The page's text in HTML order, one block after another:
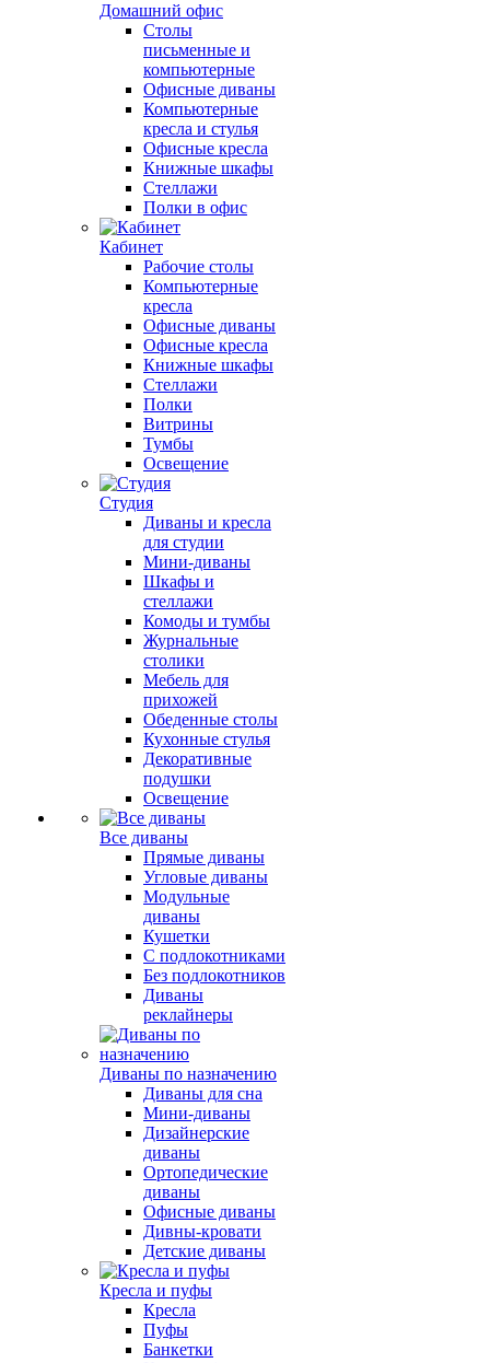
Домашний офис
Столы
письменные и
компьютерные
Офисные диваны
Компьютерные
кресла и стулья
Офисные кресла
Книжные шкафы
Стеллажи
Полки в офис
Кабинет
Рабочие столы
Компьютерные
кресла
Офисные диваны
Офисные кресла
Книжные шкафы
Стеллажи
Полки
Витрины
Тумбы
Освещение
Студия
Диваны и кресла
для студии
Мини-диваны
Шкафы и
стеллажи
Комоды и тумбы
Журнальные
столики
Мебель для
прихожей
Обеденные столы
Кухонные стулья
Декоративные
подушки
Освещение
Все диваны
Прямые диваны
Угловые диваны
Модульные
диваны
Кушетки
С подлокотниками
Без подлокотников
Диваны
реклайнеры
Диваны по назначению
Диваны для сна
Мини-диваны
Дизайнерские
диваны
Ортопедические
диваны
Офисные диваны
Дивны-кровати
Детские диваны
Кресла и пуфы
Кресла
Пуфы
Банкетки